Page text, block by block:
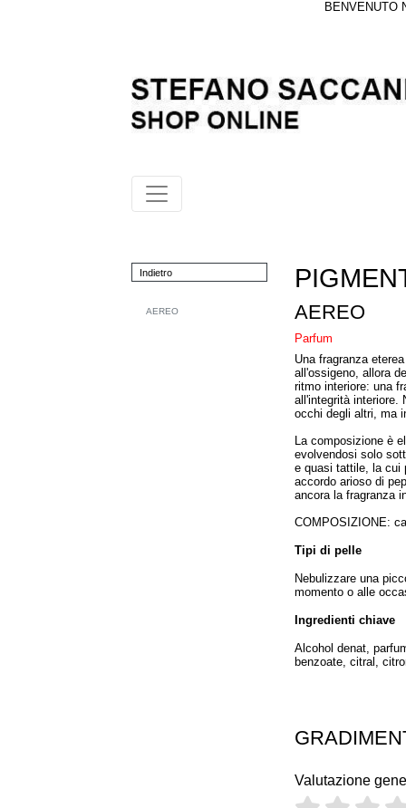
BENVENUTO
Indietro
AEREO AEREO
Parfum
Una fragranza
all'ossigeno, allora
ritmo interiore: una
all'integrità interiore.
occhi degli altri, ma
La composizione è
evolvendosi solo
e quasi tattile, la cui
accordo arioso di
ancora la fragranza
COMPOSIZIONE:
Tipi di pelle
Nebulizzare una
momento o alle
Ingredienti chiave
Alcohol denat,
benzoate, citral,
Valutazione